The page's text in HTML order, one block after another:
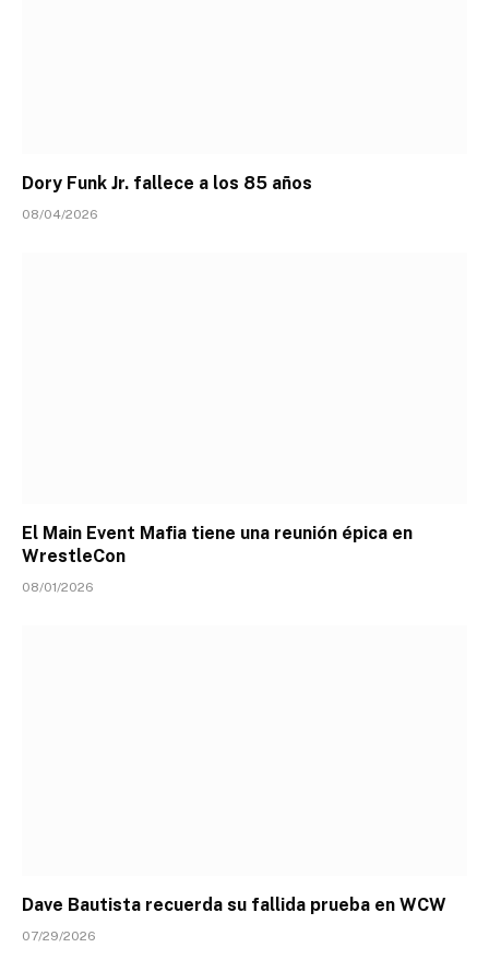
Dory Funk Jr. fallece a los 85 años
08/04/2026
El Main Event Mafia tiene una reunión épica en
WrestleCon
08/01/2026
Dave Bautista recuerda su fallida prueba en WCW
07/29/2026